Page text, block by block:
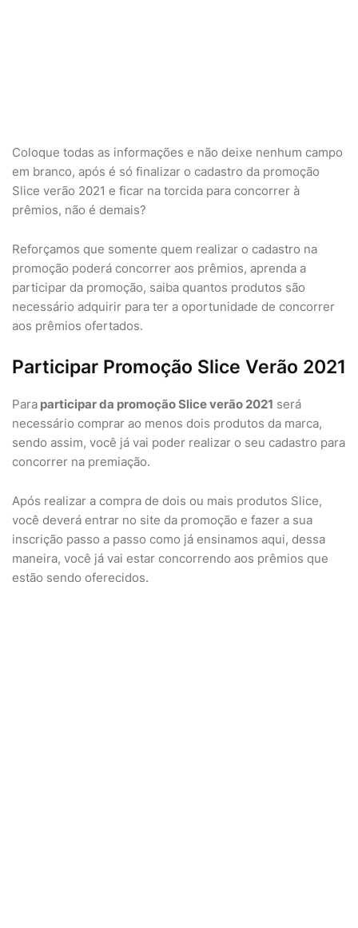
Coloque todas as informações e não deixe nenhum campo
em branco, após é só finalizar o cadastro da promoção
Slice verão 2021 e ficar na torcida para concorrer à
prêmios, não é demais?
Reforçamos que somente quem realizar o cadastro na
promoção poderá concorrer aos prêmios, aprenda a
participar da promoção, saiba quantos produtos são
necessário adquirir para ter a oportunidade de concorrer
aos prêmios ofertados.
Participar Promoção Slice Verão 2021
Para participar da promoção Slice verão 2021 será
necessário comprar ao menos dois produtos da marca,
sendo assim, você já vai poder realizar o seu cadastro para
concorrer na premiação.
Após realizar a compra de dois ou mais produtos Slice,
você deverá entrar no site da promoção e fazer a sua
inscrição passo a passo como já ensinamos aqui, dessa
maneira, você já vai estar concorrendo aos prêmios que
estão sendo oferecidos.